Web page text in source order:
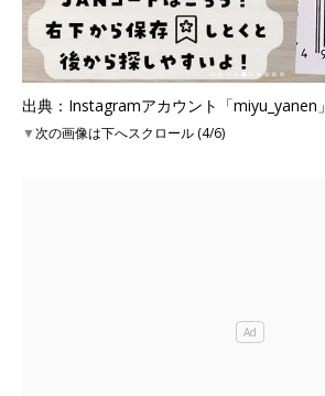
出典：Instagramアカウント「miyu_yanen」
▼次の画像は下へスクロール (4/6)